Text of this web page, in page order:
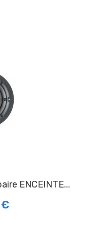
ENCEINTE...